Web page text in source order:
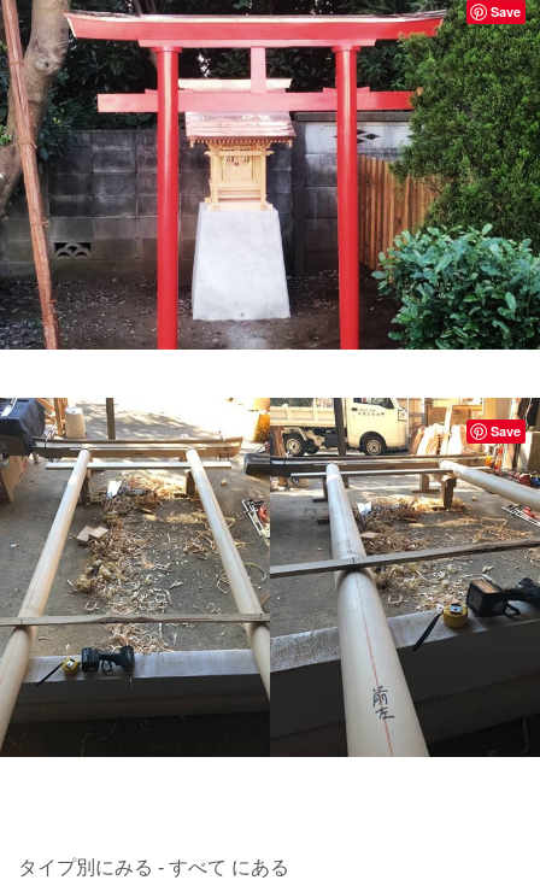
Save
Save
タイプ別にみる - すべて にある